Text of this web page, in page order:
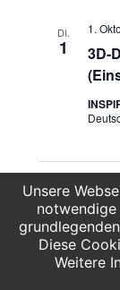
DI.
1
3D-
1.
Unsere
Diese
Weitere